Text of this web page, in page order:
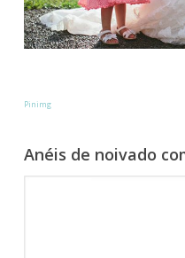
Pinimg
Anéis de noivado